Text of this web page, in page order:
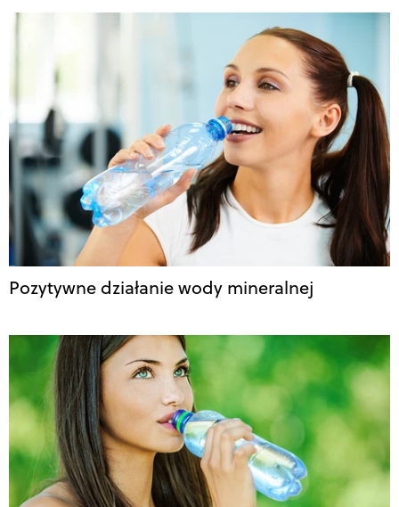
Pozytywne działanie wody mineralnej